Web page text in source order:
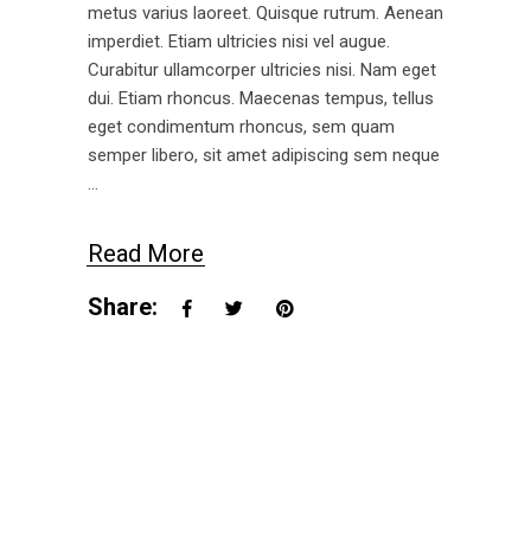
metus varius laoreet. Quisque rutrum. Aenean
imperdiet. Etiam ultricies nisi vel augue.
Curabitur ullamcorper ultricies nisi. Nam eget
dui. Etiam rhoncus. Maecenas tempus, tellus
eget condimentum rhoncus, sem quam
semper libero, sit amet adipiscing sem neque
Read More
Share: